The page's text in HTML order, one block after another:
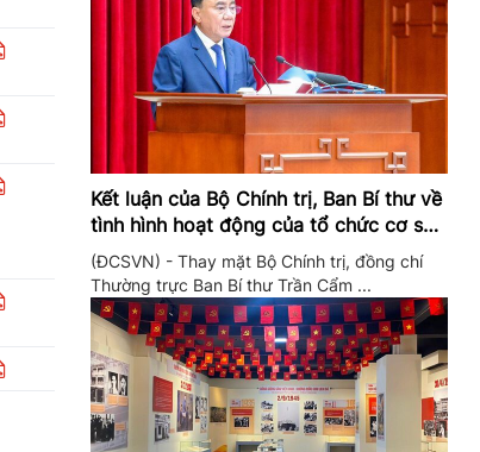
Kết luận của Bộ Chính trị, Ban Bí thư về
tình hình hoạt động của tổ chức cơ sở
đảng trong quý II/2026
(ĐCSVN) - Thay mặt Bộ Chính trị, đồng chí
Thường trực Ban Bí thư Trần Cẩm ...